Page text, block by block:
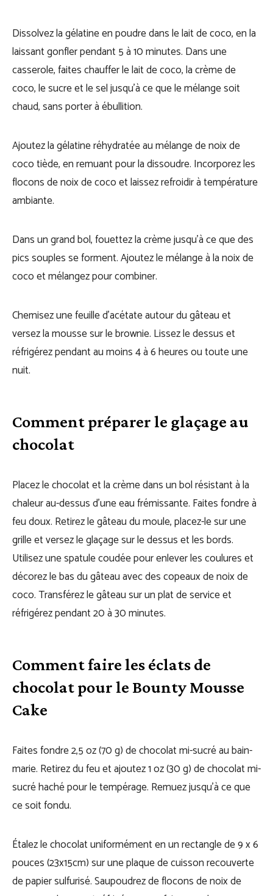
Dissolvez la gélatine en poudre dans le lait de coco, en la
laissant gonfler pendant 5 à 10 minutes. Dans une
casserole, faites chauffer le lait de coco, la crème de
coco, le sucre et le sel jusqu’à ce que le mélange soit
chaud, sans porter à ébullition.
Ajoutez la gélatine réhydratée au mélange de noix de
coco tiède, en remuant pour la dissoudre. Incorporez les
flocons de noix de coco et laissez refroidir à température
ambiante.
Dans un grand bol, fouettez la crème jusqu’à ce que des
pics souples se forment. Ajoutez le mélange à la noix de
coco et mélangez pour combiner.
Chemisez une feuille d’acétate autour du gâteau et
versez la mousse sur le brownie. Lissez le dessus et
réfrigérez pendant au moins 4 à 6 heures ou toute une
nuit.
Comment préparer le glaçage au
chocolat
Placez le chocolat et la crème dans un bol résistant à la
chaleur au-dessus d’une eau frémissante. Faites fondre à
feu doux. Retirez le gâteau du moule, placez-le sur une
grille et versez le glaçage sur le dessus et les bords.
Utilisez une spatule coudée pour enlever les coulures et
décorez le bas du gâteau avec des copeaux de noix de
coco. Transférez le gâteau sur un plat de service et
réfrigérez pendant 20 à 30 minutes.
Comment faire les éclats de
chocolat pour le Bounty Mousse
Cake
Faites fondre 2,5 oz (70 g) de chocolat mi-sucré au bain-
marie. Retirez du feu et ajoutez 1 oz (30 g) de chocolat mi-
sucré haché pour le tempérage. Remuez jusqu’à ce que
ce soit fondu.
Étalez le chocolat uniformément en un rectangle de 9 x 6
pouces (23x15cm) sur une plaque de cuisson recouverte
de papier sulfurisé. Saupoudrez de flocons de noix de